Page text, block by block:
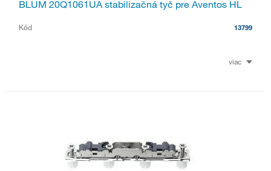
BLUM 20Q1061UA stabilizačná tyč pre Aventos HL
Kód 13799
viac